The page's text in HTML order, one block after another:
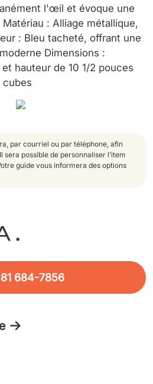
l'œil et évoque une
: Alliage métallique,
: Bleu tacheté, offrant une
Dimensions :
hauteur de 10 1/2 pouces
cubes
par courriel ou par téléphone, afin
sera possible de personnaliser l’item
guide vous informera des options
684-7856